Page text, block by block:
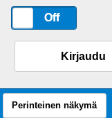
Off
Kirjaudu
Perinteinen näkymä